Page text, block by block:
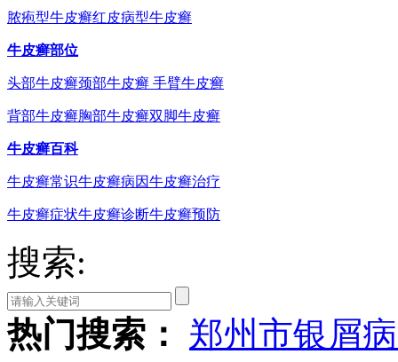
脓疱型牛皮癣红皮病型牛皮癣
牛皮癣部位
头部牛皮癣颈部牛皮癣 手臂牛皮癣
背部牛皮癣胸部牛皮癣双脚牛皮癣
牛皮癣百科
牛皮癣常识牛皮癣病因牛皮癣治疗
牛皮癣症状牛皮癣诊断牛皮癣预防
搜索:
热门搜索：
郑州市银屑